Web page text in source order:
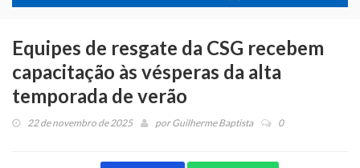
Equipes de resgate da CSG recebem
capacitação às vésperas da alta
temporada de verão
22 de novembro de 2025 porGuilherme Baptista 0